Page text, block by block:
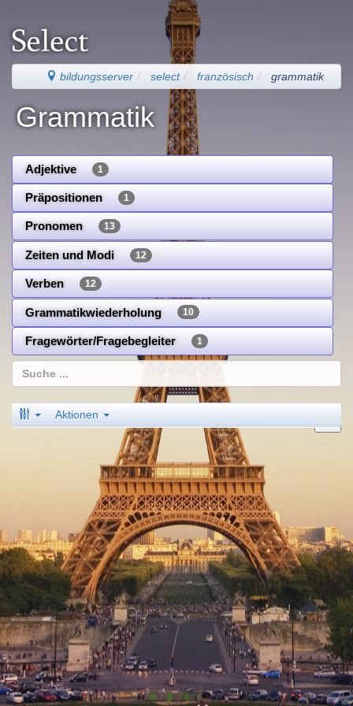
bildungsserver select französisch grammatik
Grammatik
Adjektive 1
Präpositionen 1
Pronomen 13
Zeiten und Modi 12
Verben 12
Grammatikwiederholung 10
Fragewörter/Fragebegleiter 1
Aktionen